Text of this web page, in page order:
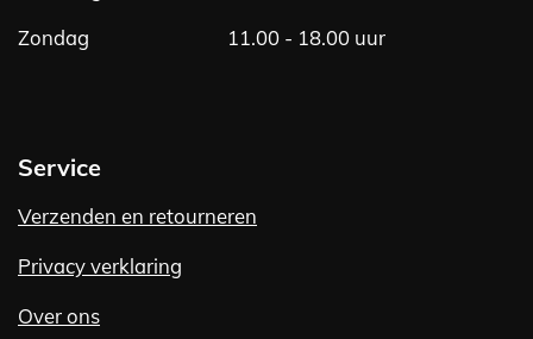
Zondag
11.00 - 18.00 uur
Service
Verzenden en retourneren
Privacy verklaring
Over ons